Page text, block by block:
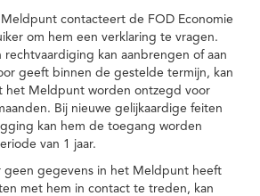
contacteert de FOD Economie
om hem een verklaring te vragen.
rechtvaardiging kan aanbrengen of aan
geeft binnen de gestelde termijn, kan
het Meldpunt worden ontzegd voor
Bij nieuwe gelijkaardige feiten
kan hem de toegang worden
van 1 jaar.
geen gegevens in het Meldpunt heeft
met hem in contact te treden, kan